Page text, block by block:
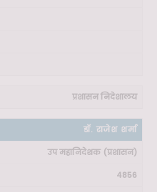
प्रशासन निदेशालय
डॉ. राजेश शर्मा
उप महानिदेशक (प्रशासन)
4856